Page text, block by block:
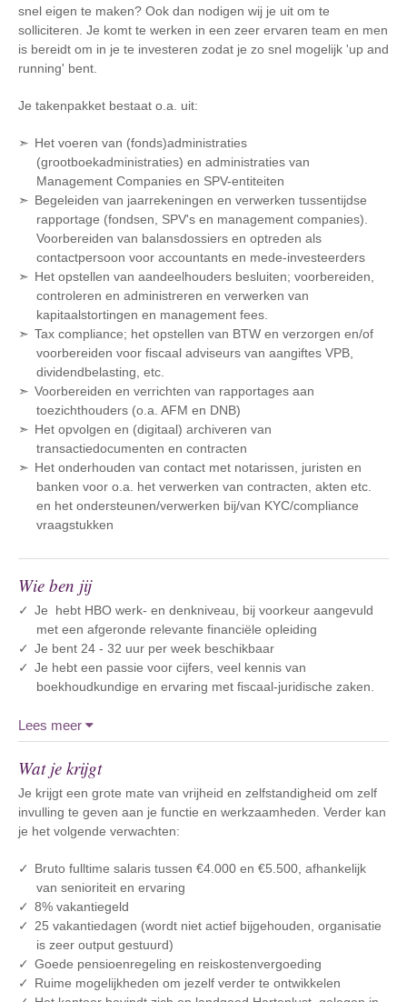
snel eigen te maken? Ook dan nodigen wij je uit om te
solliciteren. Je komt te werken in een zeer ervaren team en men
is bereidt om in je te investeren zodat je zo snel mogelijk 'up and
running' bent.
Je takenpakket bestaat o.a. uit:
Het voeren van (fonds)administraties
(grootboekadministraties) en administraties van
Management Companies en SPV-entiteiten
Begeleiden van jaarrekeningen en verwerken tussentijdse
rapportage (fondsen, SPV's en management companies).
Voorbereiden van balansdossiers en optreden als
contactpersoon voor accountants en mede-investeerders
Het opstellen van aandeelhouders besluiten; voorbereiden,
controleren en administreren en verwerken van
kapitaalstortingen en management fees.
Tax compliance; het opstellen van BTW en verzorgen en/of
voorbereiden voor fiscaal adviseurs van aangiftes VPB,
dividendbelasting, etc.
Voorbereiden en verrichten van rapportages aan
toezichthouders (o.a. AFM en DNB)
Het opvolgen en (digitaal) archiveren van
transactiedocumenten en contracten
Het onderhouden van contact met notarissen, juristen en
banken voor o.a. het verwerken van contracten, akten etc.
en het ondersteunen/verwerken bij/van KYC/compliance
vraagstukken
Wie ben jij
Je hebt HBO werk- en denkniveau, bij voorkeur aangevuld
met een afgeronde relevante financiële opleiding
Je bent 24 - 32 uur per week beschikbaar
Je hebt een passie voor cijfers, veel kennis van
boekhoudkundige en ervaring met fiscaal-juridische zaken.
Lees meer
Wat je krijgt
Je krijgt een grote mate van vrijheid en zelfstandigheid om zelf
invulling te geven aan je functie en werkzaamheden. Verder kan
je het volgende verwachten:
Bruto fulltime salaris tussen €4.000 en €5.500, afhankelijk
van senioriteit en ervaring
8% vakantiegeld
25 vakantiedagen (wordt niet actief bijgehouden, organisatie
is zeer output gestuurd)
Goede pensioenregeling en reiskostenvergoeding
Ruime mogelijkheden om jezelf verder te ontwikkelen